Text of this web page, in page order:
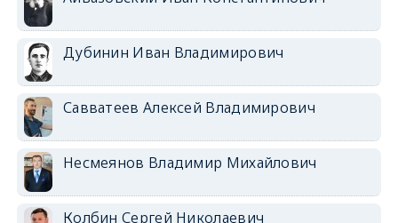
Дубинин Иван Владимирович
Савватеев Алексей Владимирович
Несмеянов Владимир Михайлович
Колбин Сергей Николаевич